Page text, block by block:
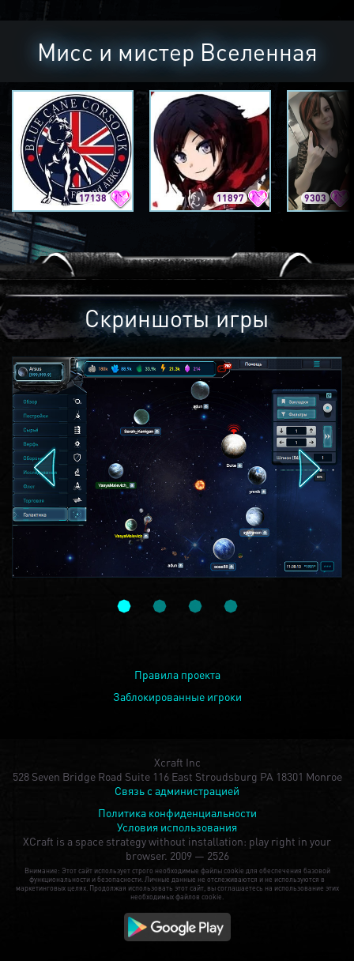
Мисс и мистер Вселенная
17138 11897 9303
Скриншоты игры
Правила проекта
Заблокированные игроки
Xcraft Inc
528 Seven Bridge Road Suite 116 East Stroudsburg PA 18301 Monroe
Связь с администрацией
Политика конфиденциальности
Условия использования
XCraft is a space strategy without installation: play right in your
browser. 2009 — 2526
Внимание: Этот сайт использует строго необходимые файлы cookie для обеспечения базовой
функциональности и безопасности. Личные данные не отслеживаются и не используются в
маркетинговых целях. Продолжая использовать этот сайт, вы соглашаетесь на использование этих
необходимых файлов cookie.